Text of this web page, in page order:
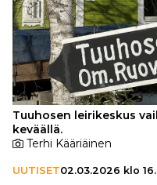
Tuuhosen leirikeskus
keväällä.
Terhi Kääriäinen
UUTISET02.03.2026 klo